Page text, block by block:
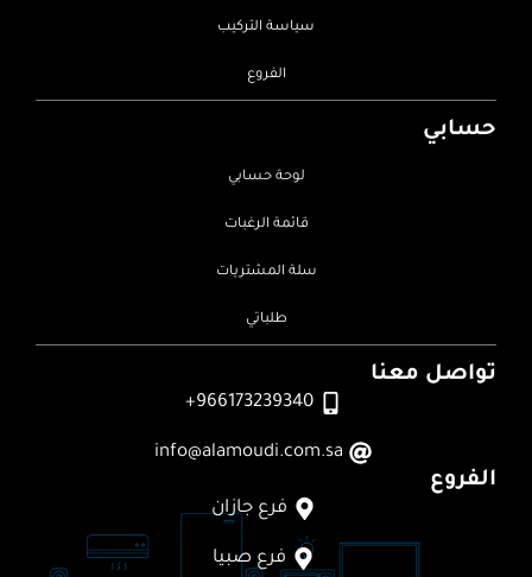
سياسة التركيب
الفروع
حسابي
لوحة حسابي
قائمة الرغبات
سلة المشتريات
طلباتي
تواصل معنا
966173239340+
info@alamoudi.com.sa
الفروع
فرع جازان
فرع صبيا